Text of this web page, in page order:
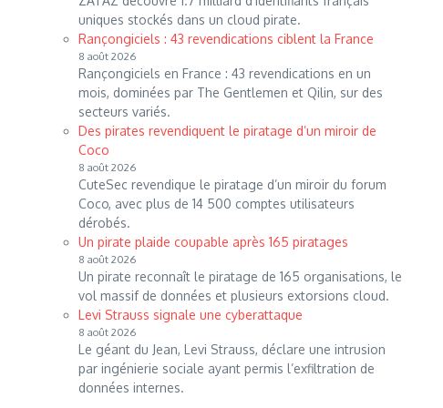
uniques stockés dans un cloud pirate.
Rançongiciels : 43 revendications ciblent la France
8 août 2026
Rançongiciels en France : 43 revendications en un
mois, dominées par The Gentlemen et Qilin, sur des
secteurs variés.
Des pirates revendiquent le piratage d’un miroir de
Coco
8 août 2026
CuteSec revendique le piratage d’un miroir du forum
Coco, avec plus de 14 500 comptes utilisateurs
dérobés.
Un pirate plaide coupable après 165 piratages
8 août 2026
Un pirate reconnaît le piratage de 165 organisations, le
vol massif de données et plusieurs extorsions cloud.
Levi Strauss signale une cyberattaque
8 août 2026
Le géant du Jean, Levi Strauss, déclare une intrusion
par ingénierie sociale ayant permis l’exfiltration de
données internes.